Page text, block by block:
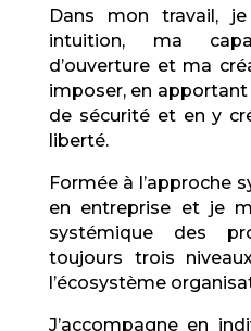
Dans mon travail,
intuition, ma
d’ouverture et ma
imposer, en
de sécurité et en y
liberté.
Formée à l’approche
en entreprise et je
systémique des
toujours trois
l’écosystème
J’accompagne en